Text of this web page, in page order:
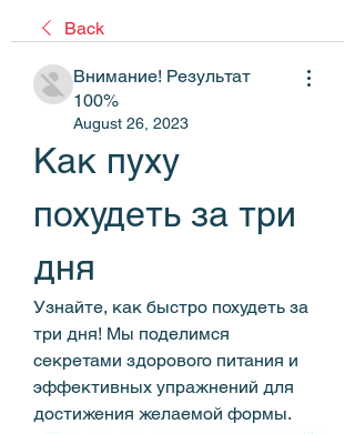
Back
Внимание! Результат
100%
August 26, 2023
Как пуху
похудеть за три
дня
Узнайте, как быстро похудеть за
три дня! Мы поделимся
секретами здорового питания и
эффективных упражнений для
достижения желаемой формы.